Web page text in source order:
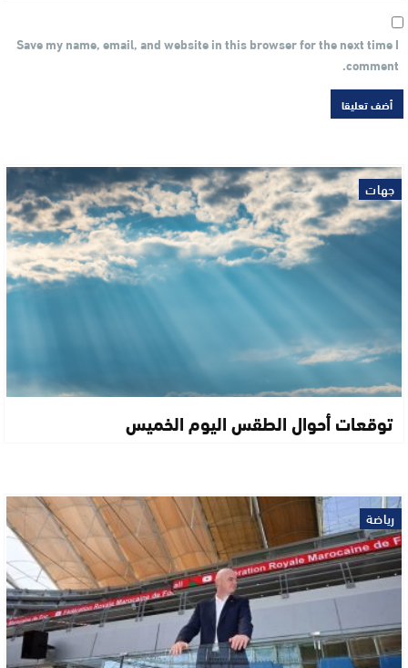
Save my name, email, and website in this browser for the next time I
comment.
جهات
توقعات أحوال الطقس اليوم الخميس
رياضة